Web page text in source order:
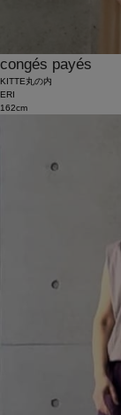
congés payés
KITTE丸の内
ERI
162cm